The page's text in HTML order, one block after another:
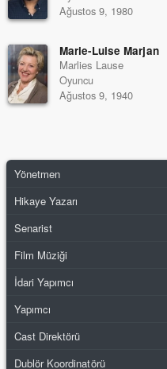
Ağustos 9, 1980
Marie-Luise Marjan
Marlies Lause
Oyuncu
Ağustos 9, 1940
Yönetmen
Hikaye Yazarı
Senarist
Film Müziği
İdari Yapımcı
Yapımcı
Cast Direktörü
Dublör Koordinatörü